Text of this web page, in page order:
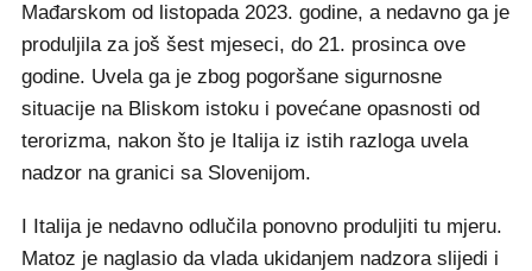
Mađarskom od listopada 2023. godine, a nedavno ga je
produljila za još šest mjeseci, do 21. prosinca ove
godine. Uvela ga je zbog pogoršane sigurnosne
situacije na Bliskom istoku i povećane opasnosti od
terorizma, nakon što je Italija iz istih razloga uvela
nadzor na granici sa Slovenijom.
I Italija je nedavno odlučila ponovno produljiti tu mjeru.
Matoz je naglasio da vlada ukidanjem nadzora slijedi i